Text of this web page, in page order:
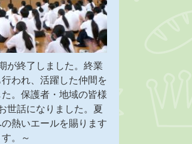
が終了しました。終業
われ、活躍した仲間を
。保護者・地域の皆様
世話になりました。夏
熱いエールを賜ります
。～